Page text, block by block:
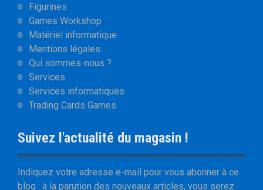
Figurines
Games Workshop
Matériel informatique
Mentions légales
Qui sommes-nous ?
Services
Services informatiques
Trading Cards Games
Suivez l'actualité du magasin !
Indiquez votre adresse e-mail pour vous abonner à ce
blog : à la parution des nouveaux articles, vous serez